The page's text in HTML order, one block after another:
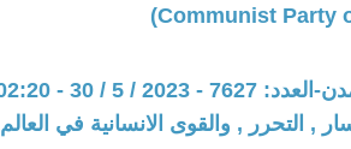
- 2023 / 5 / 30 - 02:20
, التحرر , والقوى الانسانية في العالم